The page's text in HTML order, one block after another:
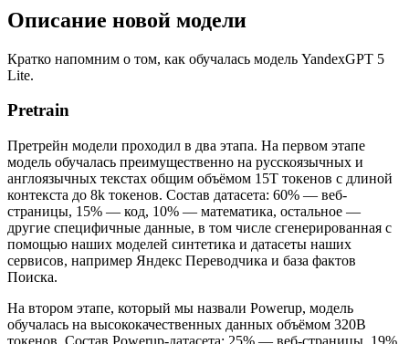
Описание новой модели
Кратко напомним о том, как обучалась модель YandexGPT 5
Lite.
Pretrain
Претрейн модели проходил в два этапа. На первом этапе
модель обучалась преимущественно на русскоязычных и
англоязычных текстах общим объёмом 15T токенов с длиной
контекста до 8k токенов. Состав датасета: 60% — веб-
страницы, 15% — код, 10% — математика, остальное —
другие специфичные данные, в том числе сгенерированная с
помощью наших моделей синтетика и датасеты наших
сервисов, например Яндекс Переводчика и база фактов
Поиска.
На втором этапе, который мы назвали Powerup, модель
обучалась на высококачественных данных объёмом 320B
токенов. Состав Powerup-датасета: 25% — веб-страницы, 19%